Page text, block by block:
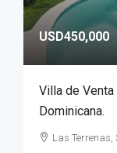
USD450,000
Villa de
Dominicana.
Las Terrenas,